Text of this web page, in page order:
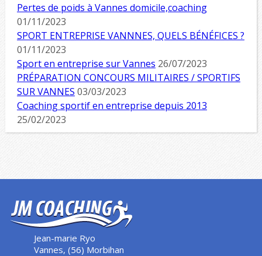
Pertes de poids à Vannes domicile,coaching
01/11/2023
SPORT ENTREPRISE VANNNES, QUELS BÉNÉFICES ?
01/11/2023
Sport en entreprise sur Vannes 26/07/2023
PRÉPARATION CONCOURS MILITAIRES / SPORTIFS
SUR VANNES 03/03/2023
Coaching sportif en entreprise depuis 2013
25/02/2023
Jean-marie Ryo
Vannes, (56) Morbihan